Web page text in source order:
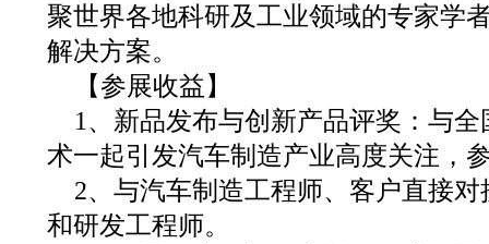
聚世界各地科研及工业领域的专家学
解决方案。
【参展收益】
1、新品发布与创新产品评奖：与
术一起引发汽车制造产业高度关注，
2、与汽车制造工程师、客户直接
和研发工程师。